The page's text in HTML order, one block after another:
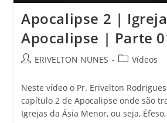
Apocalipse 2 |
Apocalipse | Parte
ERIVELTON NUNES Vídeos
Neste vídeo o Pr. Erivelton
capítulo 2 de Apocalipse onde são
Igrejas da Ásia Menor, ou seja,